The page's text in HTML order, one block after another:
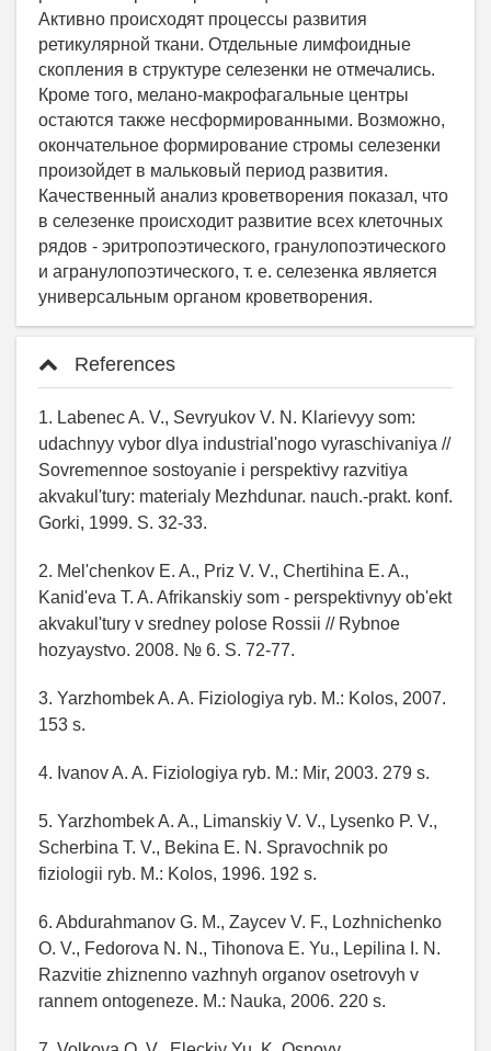
References
1. Labenec A. V., Sevryukov V. N. Klarievyy som:
udachnyy vybor dlya industrial'nogo vyraschivaniya //
Sovremennoe sostoyanie i perspektivy razvitiya
akvakul'tury: materialy Mezhdunar. nauch.-prakt. konf.
Gorki, 1999. S. 32-33.
2. Mel'chenkov E. A., Priz V. V., Chertihina E. A.,
Kanid'eva T. A. Afrikanskiy som - perspektivnyy ob'ekt
akvakul'tury v sredney polose Rossii // Rybnoe
hozyaystvo. 2008. № 6. S. 72-77.
3. Yarzhombek A. A. Fiziologiya ryb. M.: Kolos, 2007.
153 s.
4. Ivanov A. A. Fiziologiya ryb. M.: Mir, 2003. 279 s.
5. Yarzhombek A. A., Limanskiy V. V., Lysenko P. V.,
Scherbina T. V., Bekina E. N. Spravochnik po
fiziologii ryb. M.: Kolos, 1996. 192 s.
6. Abdurahmanov G. M., Zaycev V. F., Lozhnichenko
O. V., Fedorova N. N., Tihonova E. Yu., Lepilina I. N.
Razvitie zhiznenno vazhnyh organov osetrovyh v
rannem ontogeneze. M.: Nauka, 2006. 220 s.